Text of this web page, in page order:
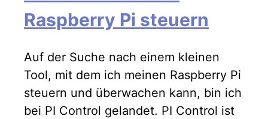
Raspberry Pi steuern
Auf der Suche nach einem kleinen
Tool, mit dem ich meinen Raspberry Pi
steuern und überwachen kann, bin ich
bei PI Control gelandet. PI Control ist